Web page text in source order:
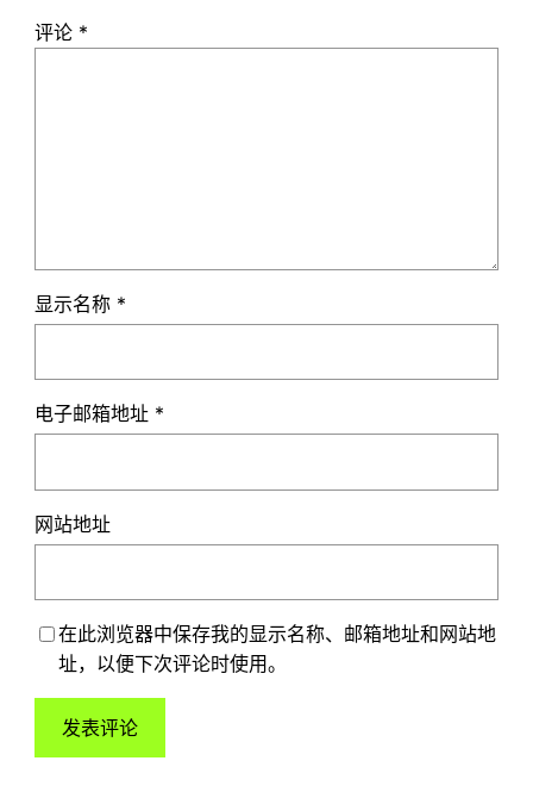
评论 *
显示名称 *
电子邮箱地址 *
网站地址
在此浏览器中保存我的显示名称、邮箱地址和网站地
址，以便下次评论时使用。